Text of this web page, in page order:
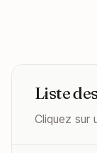
Liste
Cliquez sur